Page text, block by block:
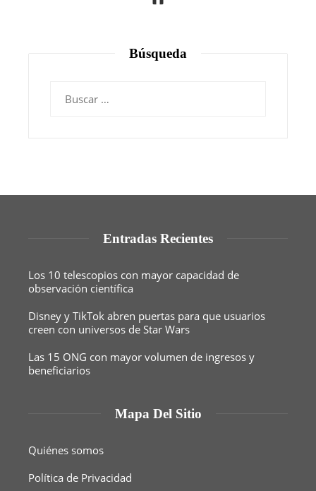
Búsqueda
Entradas Recientes
Los 10 telescopios con mayor capacidad de
observación científica
Disney y TikTok abren puertas para que usuarios
creen con universos de Star Wars
Las 15 ONG con mayor volumen de ingresos y
beneficiarios
Mapa Del Sitio
Quiénes somos
Política de Privacidad